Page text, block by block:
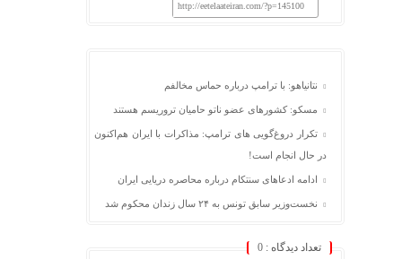
http://eetelaateiran.com/?p=145100
نتانیاهو: با ترامپ درباره حماس مخالفم
مسکو: کشورهای عضو ناتو حامیان تروریسم هستند
تکرار دروغ‌گویی های ترامپ: مذاکرات با ایران هم‌اکنون
در حال انجام است!
ادامه ادعاهای سنتکام درباره محاصره دریایی ایران
نخست‌وزیر سابق تونس به ۲۴ سال زندان محکوم شد
تعداد دیدگاه : 0